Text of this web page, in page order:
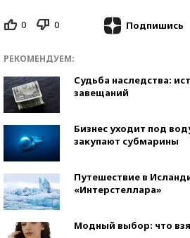
0 0 Подпишись
РЕКОМЕНДУЕМ:
Судьба наследства:
завещаний
Бизнес уходит под
закупают субмарины
Путешествие в
«Интерстеллара»
Модный выбор: что